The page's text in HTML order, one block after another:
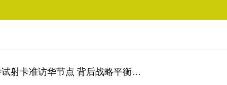
扬帆优配 萨尔马特试射卡准访华节点 背后战略平衡藏着大文章